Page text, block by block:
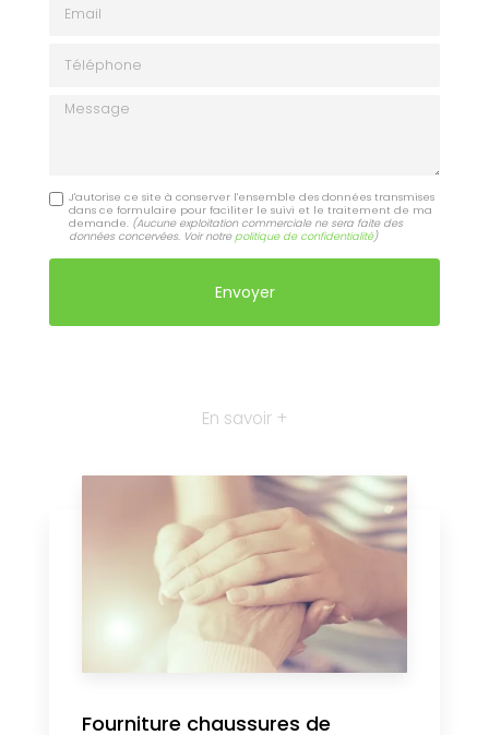
Message
J'autorise ce site à conserver l'ensemble des données transmises
dans ce formulaire pour faciliter le suivi et le traitement de ma
demande. (Aucune exploitation commerciale ne sera faite des
données concervées. Voir notre politique de confidentialité)
En savoir +
Fourniture chaussures de